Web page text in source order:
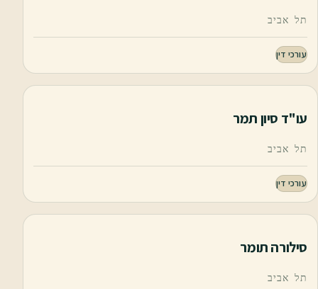
תל אביב
עורכי דין
עו"ד סיון תמר
תל אביב
עורכי דין
סילורה תומר
תל אביב